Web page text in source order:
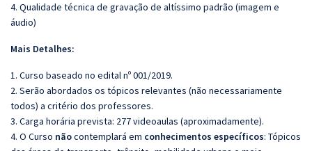
4. Qualidade técnica de gravação de altíssimo padrão (imagem e
áudio)
Mais Detalhes:
1. Curso baseado no edital nº 001/2019.
2. Serão abordados os tópicos relevantes (não necessariamente
todos) a critério dos professores.
3. Carga horária prevista: 277 videoaulas (aproximadamente).
4. O Curso nãocontemplará em conhecimentos específicos: Tópicos